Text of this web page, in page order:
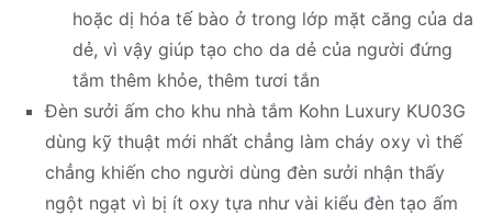
hoặc dị hóa tế bào ở trong lớp mặt căng của da
dẻ, vì vậy giúp tạo cho da dẻ của người đứng
tắm thêm khỏe, thêm tươi tắn
Đèn sưởi ấm cho khu nhà tắm Kohn Luxury KU03G
dùng kỹ thuật mới nhất chẳng làm cháy oxy vì thế
chẳng khiến cho người dùng đèn sưởi nhận thấy
ngột ngạt vì bị ít oxy tựa như vài kiểu đèn tạo ấm